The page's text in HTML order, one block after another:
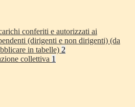
conferiti e autorizzati ai
(dirigenti e non dirigenti) (da
in tabelle) 2
collettiva 1